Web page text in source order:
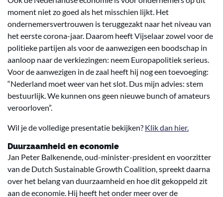
moment niet zo goed als het misschien lijkt. Het
ondernemersvertrouwen is teruggezakt naar het niveau van
het eerste corona-jaar. Daarom heeft Vijselaar zowel voor de
politieke partijen als voor de aanwezigen een boodschap in
aanloop naar de verkiezingen: neem Europapolitiek serieus.
Voor de aanwezigen in de zaal heeft hij nog een toevoeging:
“Nederland moet weer van het slot. Dus mijn advies: stem
bestuurlijk. We kunnen ons geen nieuwe bunch of amateurs
veroorloven”.
Wil je de volledige presentatie bekijken? Klik dan hier.
Duurzaamheid en economie
Jan Peter Balkenende, oud-minister-president en voorzitter
van de Dutch Sustainable Growth Coalition, spreekt daarna
over het belang van duurzaamheid en hoe dit gekoppeld zit
aan de economie. Hij heeft het onder meer over de